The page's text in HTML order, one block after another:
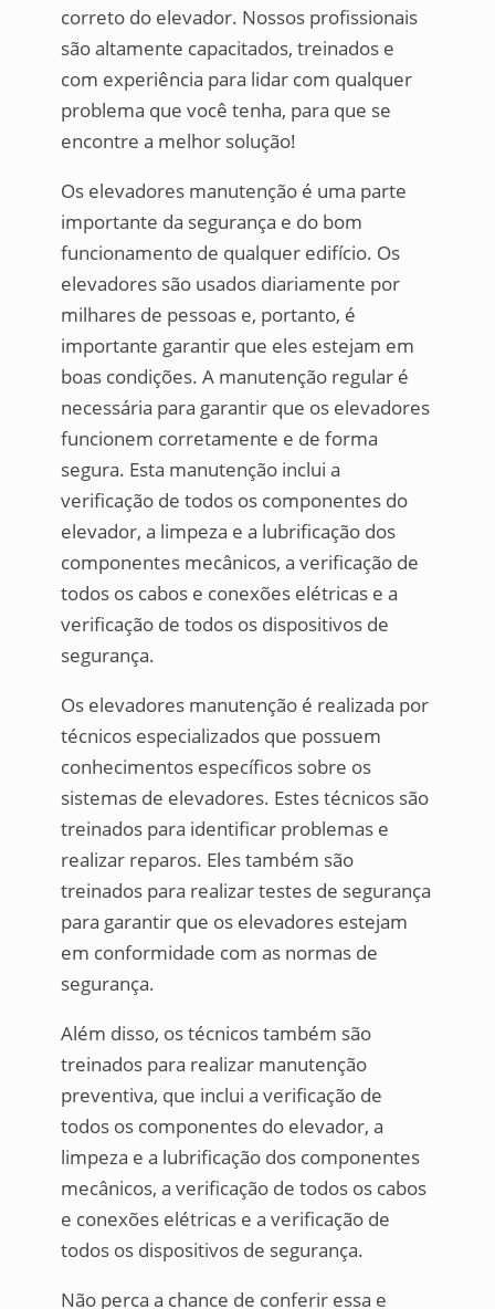
correto do elevador. Nossos profissionais
são altamente capacitados, treinados e
com experiência para lidar com qualquer
problema que você tenha, para que se
encontre a melhor solução!
Os elevadores manutenção é uma parte
importante da segurança e do bom
funcionamento de qualquer edifício. Os
elevadores são usados ​​diariamente por
milhares de pessoas e, portanto, é
importante garantir que eles estejam em
boas condições. A manutenção regular é
necessária para garantir que os elevadores
funcionem corretamente e de forma
segura. Esta manutenção inclui a
verificação de todos os componentes do
elevador, a limpeza e a lubrificação dos
componentes mecânicos, a verificação de
todos os cabos e conexões elétricas e a
verificação de todos os dispositivos de
segurança.
Os elevadores manutenção é realizada por
técnicos especializados que possuem
conhecimentos específicos sobre os
sistemas de elevadores. Estes técnicos são
treinados para identificar problemas e
realizar reparos. Eles também são
treinados para realizar testes de segurança
para garantir que os elevadores estejam
em conformidade com as normas de
segurança.
Além disso, os técnicos também são
treinados para realizar manutenção
preventiva, que inclui a verificação de
todos os componentes do elevador, a
limpeza e a lubrificação dos componentes
mecânicos, a verificação de todos os cabos
e conexões elétricas e a verificação de
todos os dispositivos de segurança.
Não perca a chance de conferir essa e